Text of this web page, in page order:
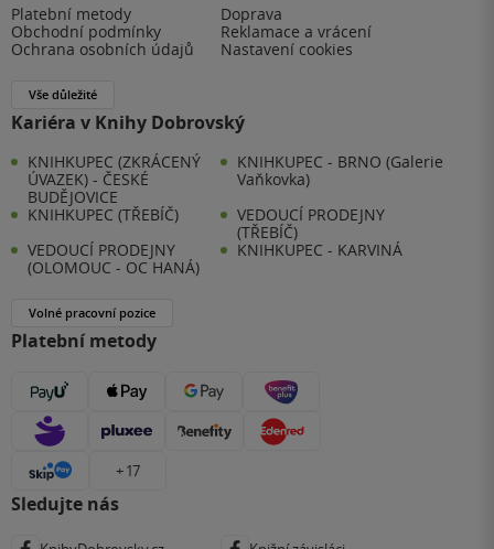
Platební metody
Doprava
Obchodní podmínky
Reklamace a vrácení
Ochrana osobních údajů
Nastavení cookies
Vše důležité
Kariéra v Knihy Dobrovský
KNIHKUPEC (ZKRÁCENÝ
ÚVAZEK) - ČESKÉ
BUDĚJOVICE
KNIHKUPEC - BRNO (Galerie
Vaňkovka)
KNIHKUPEC (TŘEBÍČ)
VEDOUCÍ PRODEJNY
(TŘEBÍČ)
VEDOUCÍ PRODEJNY
(OLOMOUC - OC HANÁ)
KNIHKUPEC - KARVINÁ
Volné pracovní pozice
Platební metody
+ 17
Sledujte nás